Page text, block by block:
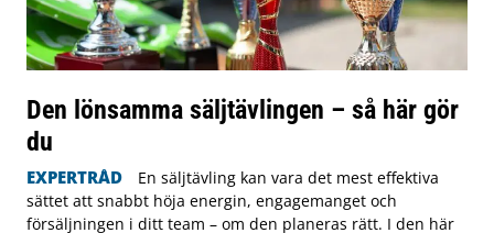
Den lönsamma säljtävlingen – så här gör
du
EXPERTRÅD
En säljtävling kan vara det mest effektiva
sättet att snabbt höja energin, engagemanget och
försäljningen i ditt team – om den planeras rätt. I den här